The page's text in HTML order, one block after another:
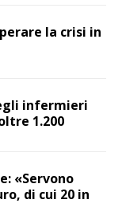
la crisi in
infermieri
1.200
«Servono
di cui 20 in